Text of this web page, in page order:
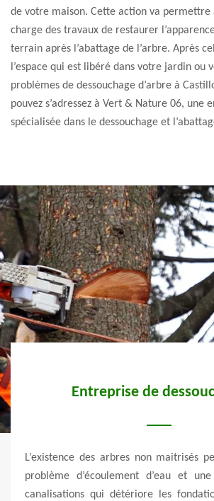
de votre maison. Cette action va permettre
charge des travaux de restaurer
terrain après l’abattage de l’arbre. Après
l’espace qui est libéré dans votre jardin ou
problèmes de dessouchage d’arbre à
pouvez s’adressez à Vert & Nature 06, une
spécialisée dans le dessouchage et
Entreprise de
L’existence des arbres non maitrisés
problème d’écoulement d’eau et
canalisations qui détériore les